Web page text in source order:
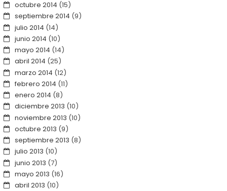
octubre 2014 (15)
septiembre 2014 (9)
julio 2014 (14)
junio 2014 (10)
mayo 2014 (14)
abril 2014 (25)
marzo 2014 (12)
febrero 2014 (11)
enero 2014 (8)
diciembre 2013 (10)
noviembre 2013 (10)
octubre 2013 (9)
septiembre 2013 (8)
julio 2013 (10)
junio 2013 (7)
mayo 2013 (16)
abril 2013 (10)